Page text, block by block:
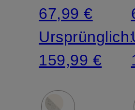
67,99 €
159,99 €